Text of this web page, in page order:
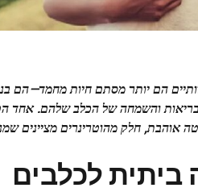
הם יותר מסתם חיות מחמד—הם
והשמחה של הכלב שלהם. אחד
אוהבת, חלק מהוטרינרים מציינים
ביתית לכלבים